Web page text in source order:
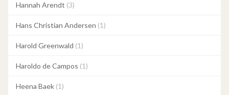
Hannah Arendt (3)
Hans Christian Andersen (1)
Harold Greenwald (1)
Haroldo de Campos (1)
Heena Baek (1)